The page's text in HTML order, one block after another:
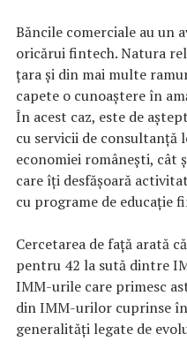
Băncile comerciale au un
oricărui fintech. Natura
țara și din mai multe
capete o cunoaștere în
În acest caz, este de
cu servicii de consultanță
economiei românești, cât
care îți desfășoară
cu programe de educație
Cercetarea de față arată
pentru 42 la sută dintre
IMM-urile care primesc
din IMM-urilor cuprinse
generalități legate de